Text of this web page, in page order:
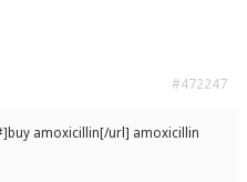
#472247
amoxicillin[/url] amoxicillin